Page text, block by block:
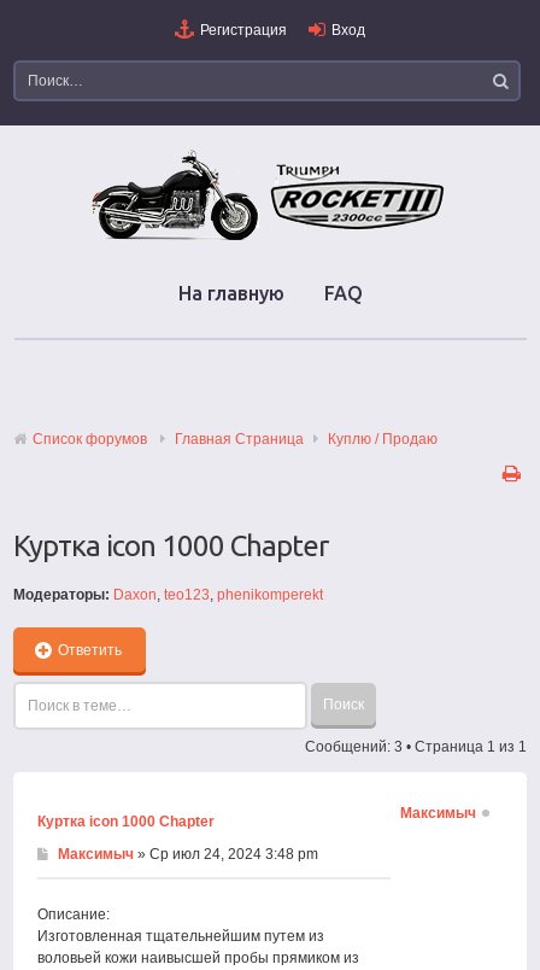
Регистрация Вход
На главную FAQ
Список форумов Главная Страница Куплю / Продаю
Куртка icon 1000 Chapter
Модераторы: Daxon,teo123,phenikomperekt
Ответить
Сообщений: 3 • Страница 1 из 1
Куртка icon 1000 Chapter
Максимыч » Ср июл 24, 2024 3:48 pm
Описание:
Изготовленная тщательнейшим путем из
воловьей кожи наивысшей пробы прямиком из
Максимыч